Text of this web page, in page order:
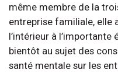
même membre de la
entreprise familiale, elle
l’intérieur à
bientôt au sujet des
santé mentale sur les